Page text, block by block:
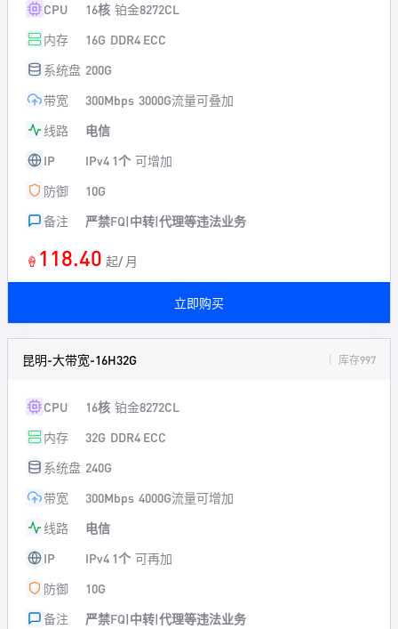
CPU 16核 铂金8272CL
内存
16G DDR4 ECC
系统盘 200G
带宽
300Mbps 3000G流量可叠加
线路
电信
IP
IPv4 1个 可增加
防御
10G
备注
严禁FQ|中转|代理等违法业务
🍦 118.40 起/ 月
立即购买
昆明-大带宽-16H32G 库存997
CPU 16核 铂金8272CL
内存
32G DDR4 ECC
系统盘 240G
带宽
300Mbps 4000G流量可增加
线路
电信
IP
IPv4 1个 可再加
防御
10G
备注
严禁FQ|中转|代理等违法业务